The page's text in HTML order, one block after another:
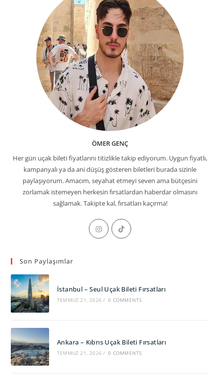
ÖMER GENÇ
Her gün uçak bileti fiyatlarını titizlikle takip ediyorum. Uygun fiyatlı,
kampanyalı ya da ani düşüş gösteren biletleri burada sizinle
paylaşıyorum. Amacım, seyahat etmeyi seven ama bütçesini
zorlamak istemeyen herkesin fırsatlardan haberdar olmasını
sağlamak. Takipte kal, fırsatları kaçırma!
Opens
in
Opens
Son Paylaşımlar
İstanbul – Seul Uçak Bileti Fırsatları
TEMMUZ 21, 2026 / 0 COMMENTS
Ankara – Kıbrıs Uçak Bileti Fırsatları
TEMMUZ 21, 2026 / 0 COMMENTS